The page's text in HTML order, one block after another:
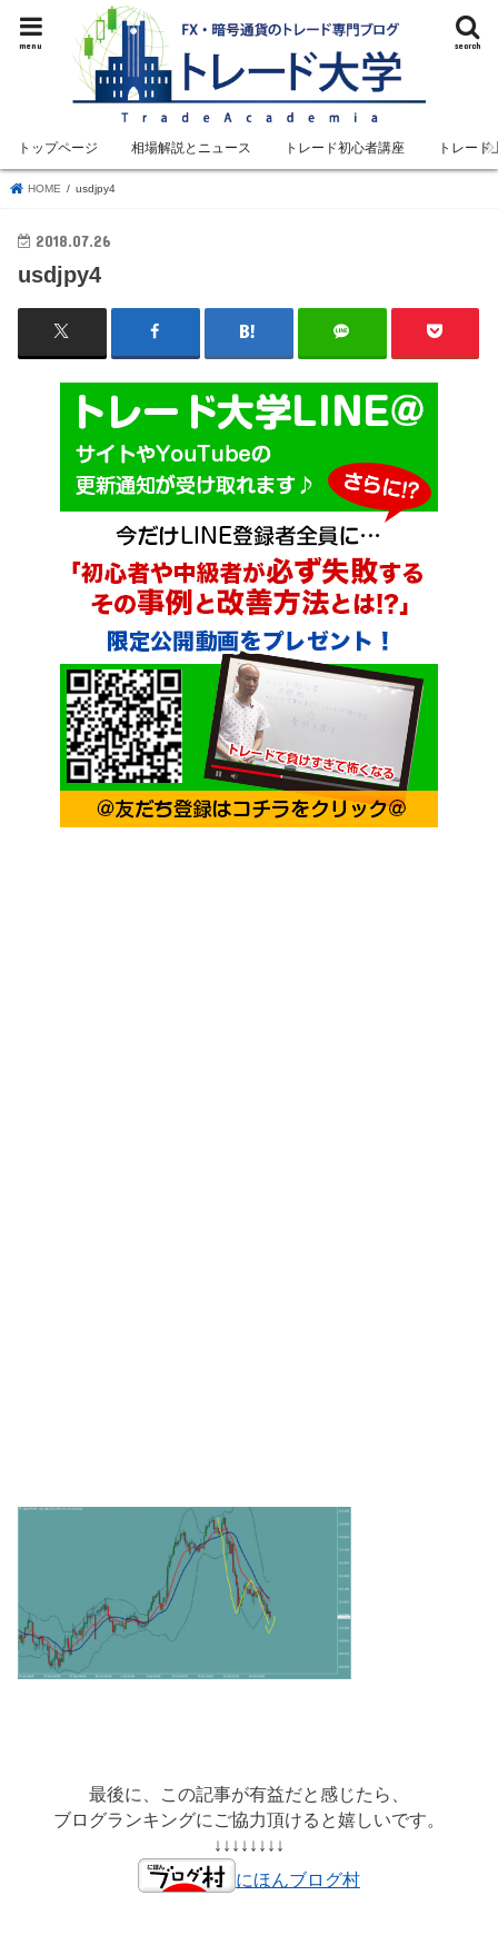
search
menu
トップページ 相場解説とニュース トレード初心者講座 トレード
HOME usdjpy4
2018.07.26
usdjpy4
最後に、この記事が有益だと感じたら、
ブログランキングにご協力頂けると嬉しいです。
↓↓↓↓↓↓↓↓
にほんブログ村